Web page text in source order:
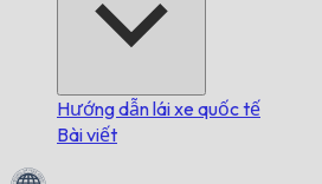
Hướng dẫn lái xe quốc tế
Bài viết